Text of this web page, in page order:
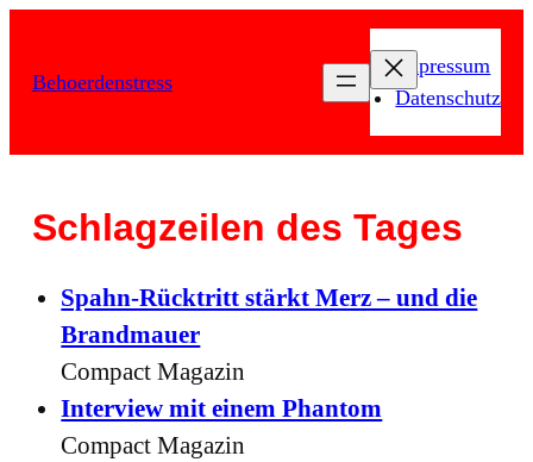
springen
Behoerdenstress
Impressum
Datenschutz
Schlagzeilen des Tages
Spahn-Rücktritt stärkt Merz – und die
Brandmauer
Compact Magazin
Interview mit einem Phantom
Compact Magazin